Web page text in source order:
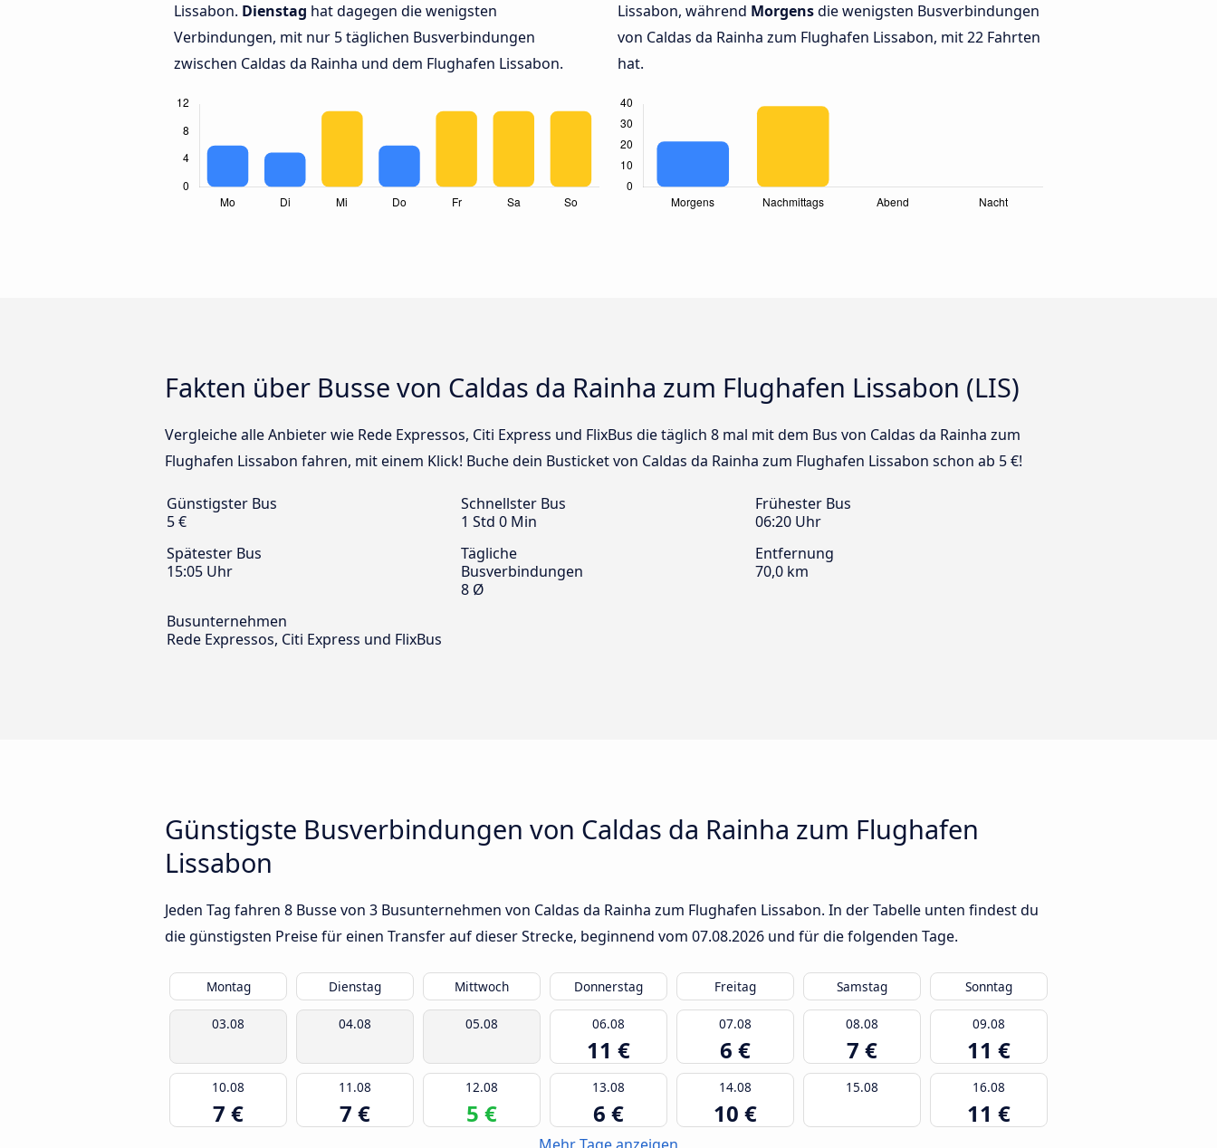
Lissabon. Dienstag hat dagegen die wenigsten
Verbindungen, mit nur 5 täglichen Busverbindungen
zwischen Caldas da Rainha und dem Flughafen Lissabon.
Lissabon, während Morgensdie wenigsten Busverbindungen
von Caldas da Rainha zum Flughafen Lissabon, mit 22 Fahrten
hat.
Fakten über Busse von Caldas da Rainha zum Flughafen Lissabon (LIS)
Vergleiche alle Anbieter wie Rede Expressos, Citi Express und FlixBus die täglich 8 mal mit dem Bus von Caldas da Rainha zum
Flughafen Lissabon fahren, mit einem Klick! Buche dein Busticket von Caldas da Rainha zum Flughafen Lissabon schon ab 5 €!
Günstigster Bus
5 €
Schnellster Bus
1 Std 0 Min
Frühester Bus
06:20 Uhr
Spätester Bus
15:05 Uhr
Tägliche
Busverbindungen
8 Ø
Entfernung
70,0 km
Busunternehmen
Rede Expressos, Citi Express und FlixBus
Günstigste Busverbindungen von Caldas da Rainha zum Flughafen
Lissabon
Jeden Tag fahren 8 Busse von 3 Busunternehmen von Caldas da Rainha zum Flughafen Lissabon. In der Tabelle unten findest du
die günstigsten Preise für einen Transfer auf dieser Strecke, beginnend vom 07.08.2026 und für die folgenden Tage.
Montag Dienstag Mittwoch Donnerstag Freitag Samstag Sonntag
03.08 04.08 05.08 06.08
11 €
07.08
6 €
08.08
7 €
09.08
11 €
10.08
7 €
11.08
7 €
12.08
5 €
13.08
6 €
14.08
10 €
15.08 16.08
11 €